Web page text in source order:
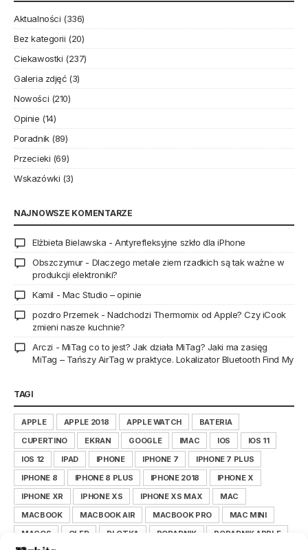
Aktualności (336)
Bez kategorii (20)
Ciekawostki (237)
Galeria zdjęć(3)
Nowości (210)
Opinie (14)
Poradnik(89)
Przecieki (69)
Wskazówki (3)
NAJNOWSZE KOMENTARZE
Elżbieta Bielawska -Antyrefleksyjne szkło dla iPhone
Obszczymur- Dlaczego metale ziem rzadkich są tak ważne w
produkcji elektroniki?
Kamil - Mac Studio – opinie
pozdro Przemek- Nadchodzi Thermomix od Apple? Czy iCook
zmieni nasze kuchnie?
Arczi - MiTag co to jest? Jak działa MiTag? Jaki ma zasięg
MiTag – Tańszy AirTag w praktyce. Lokalizator Bluetooth Find My
TAGI
APPLE APPLE 2018 APPLE WATCH
BATERIA
CUPERTINO
EKRAN GOOGLE IMAC IOS
IOS 11
IOS 12
IPAD IPHONE IPHONE 7
IPHONE 7 PLUS
IPHONE 8
IPHONE 8 PLUS IPHONE 2018
IPHONE X
IPHONE XR
IPHONE XS IPHONE XS MAX
MAC
MACBOOK
MACBOOK AIR MACBOOK PRO
MAC MINI
MACOS
OLED PLOTKA PORADNIK
PORADNIK APPLE